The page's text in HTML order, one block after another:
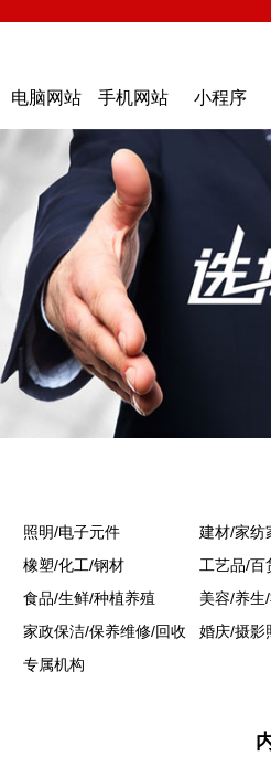
电脑网站 手机网站 小程序
照明/电子元件 建材/家纺
橡塑/化工/钢材 工艺品/百
食品/生鲜/种植养殖 美容/养生
家政保洁/保养维修/回收 婚庆/摄影
专属机构